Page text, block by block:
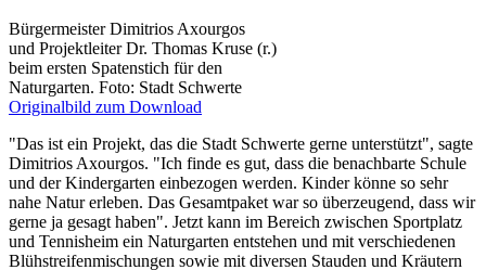
Bürgermeister Dimitrios Axourgos
und Projektleiter Dr. Thomas Kruse (r.)
beim ersten Spatenstich für den
Naturgarten. Foto: Stadt Schwerte
Originalbild zum Download
"Das ist ein Projekt, das die Stadt Schwerte gerne unterstützt", sagte
Dimitrios Axourgos. "Ich finde es gut, dass die benachbarte Schule
und der Kindergarten einbezogen werden. Kinder könne so sehr
nahe Natur erleben. Das Gesamtpaket war so überzeugend, dass wir
gerne ja gesagt haben". Jetzt kann im Bereich zwischen Sportplatz
und Tennisheim ein Naturgarten entstehen und mit verschiedenen
Blühstreifenmischungen sowie mit diversen Stauden und Kräutern